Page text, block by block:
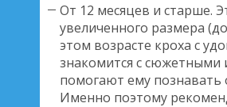
От 12 месяцев и старше.
увеличенного размера
этом возрасте кроха с
знакомится с сюжетными
помогают ему
Именно поэтому